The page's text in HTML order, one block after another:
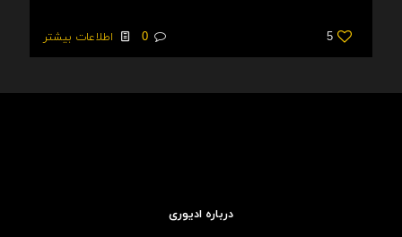
5
0 اطلاعات بیشتر
درباره ادیوری